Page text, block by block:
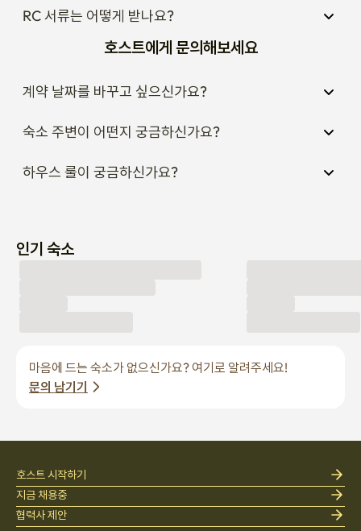
숙소 인근에는 여러 버스 노선이 운행되고 있습니다.
정릉동 인근 버스정류장에서 하차 후 도보 3~5분 내에 도착 가능합
버스를 이용하실 경우
서울 성북구 정릉동 16-150
숙소는 정릉의 조용한 주거지역에 위치해 있습니다.
RC 서류는 어떻게 받나요?
호스트에게 문의해보세요
계약 날짜를 바꾸고 싶으신가요?
숙소 주변이 어떤지 궁금하신가요?
하우스 룰이 궁금하신가요?
인기 숙소
마음에 드는 숙소가 없으신가요? 여기로 알려주세요!
문의 남기기
호스트 시작하기
지금 채용중
협력사 제안